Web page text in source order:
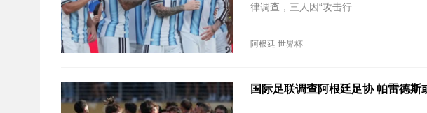
律调查，三人因“攻击行
阿根廷 世界杯
国际足联调查阿根廷足协 帕雷德斯